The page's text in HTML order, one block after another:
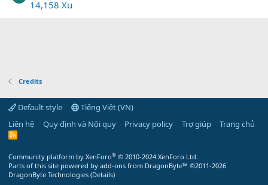
14,158 Xu
Credits
Default style
Tiếng Việt (VN)
Liên hệ
Quy định và Nội quy Privacy policy Trợ giúp Trang chủ
R
Community platform by XenForo® © 2010-2024 XenForo Ltd.
Parts of this site powered by add-ons from DragonByte™ ©2011-2026
DragonByte Technologies (Details)